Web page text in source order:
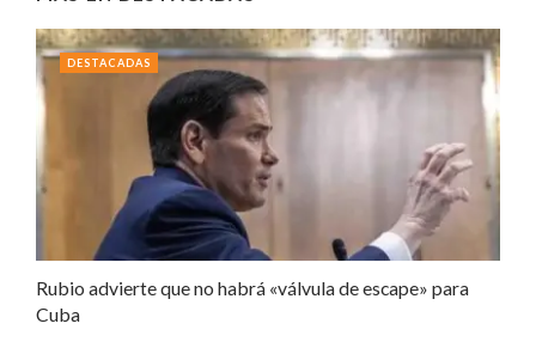
Rubio advierte que no habrá «válvula de escape» para
Cuba
DESTACADAS